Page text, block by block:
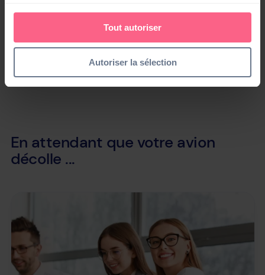
Tout autoriser
Autoriser la sélection
croissance et la transformation digitale des entreprises.
Opter pour Silae, c’est faire le pari de l’efficacité, de la
sécurité et de l’innovation. Un pari gagnant que des
dépassent souvent leurs attentes. L’avenir de la gestion
de paie est déjà là : il s’appelle Silae.
En attendant que votre avion
décolle ...